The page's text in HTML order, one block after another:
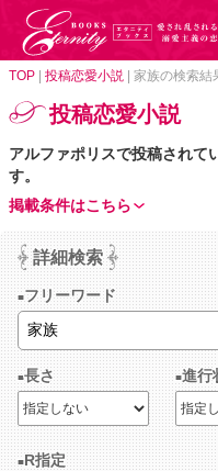
TOP 投稿恋愛小説 家族の検索結
投稿恋愛小説
アルファポリスで投稿されて
す。
掲載条件はこちら
詳細検索
フリーワード
長さ 進行
R指定